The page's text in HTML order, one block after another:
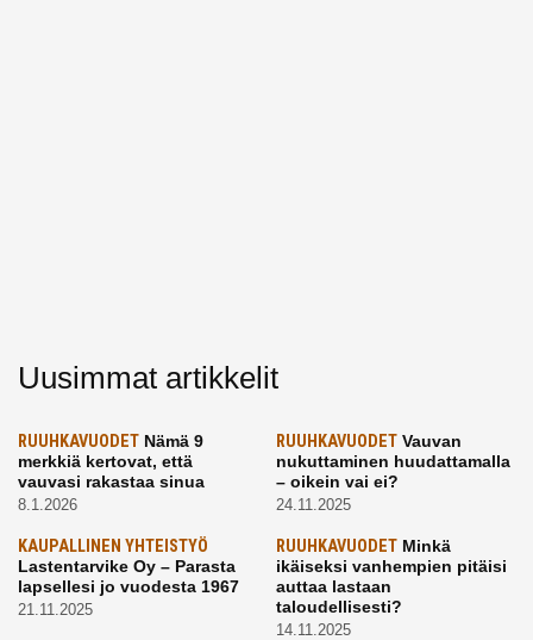
Uusimmat artikkelit
RUUHKAVUODET Nämä 9
merkkiä kertovat, että
vauvasi rakastaa sinua
8.1.2026
RUUHKAVUODETVauvan
nukuttaminen huudattamalla
– oikein vai ei?
24.11.2025
KAUPALLINEN YHTEISTYÖ
Lastentarvike Oy – Parasta
lapsellesi jo vuodesta 1967
21.11.2025
RUUHKAVUODETMinkä
ikäiseksi vanhempien pitäisi
auttaa lastaan
taloudellisesti?
14.11.2025